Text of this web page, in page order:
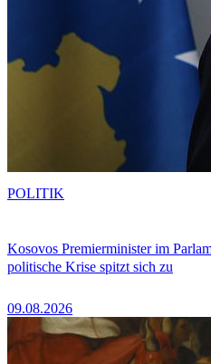
Kosovos Premierminister im
politische Krise spitzt sich zu
09.08.2026
POLITIK